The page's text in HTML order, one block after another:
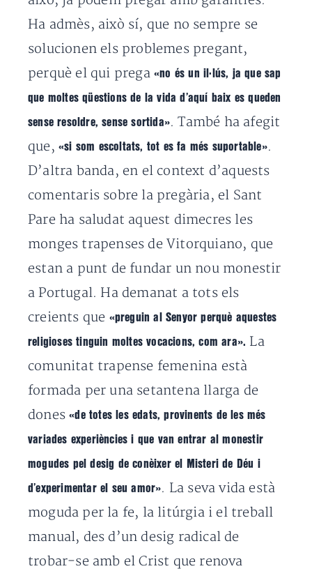
Ha admès, això sí, que no sempre se
solucionen els problemes pregant,
perquè el qui prega «no és un il·lús, ja que sap
que moltes qüestions de la vida d’aquí baix es queden
sense resoldre, sense sortida». També ha afegit
que, «si som escoltats, tot es fa més suportable».
D’altra banda, en el context d’aquests
comentaris sobre la pregària, el Sant
Pare ha saludat aquest dimecres les
monges trapenses de Vitorquiano, que
estan a punt de fundar un nou monestir
a Portugal. Ha demanat a tots els
creients que «preguin al Senyor perquè aquestes
religioses tinguin moltes vocacions, com ara». La
comunitat trapense femenina està
formada per una setantena llarga de
dones«de totes les edats, provinents de les més
variades experiències i que van entrar al monestir
mogudes pel desig de conèixer el Misteri de Déu i
d’experimentar el seu amor». La seva vida està
moguda per la fe, la litúrgia i el treball
manual, des d’un desig radical de
trobar-se amb el Crist que renova